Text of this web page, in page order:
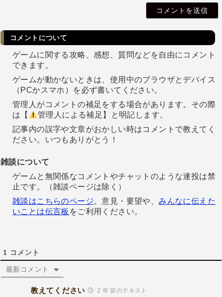
コメントについて
ゲームに関する攻略、感想、質問などを自由にコメント
できます。
ゲームが動かないときは、使用中のブラウザとデバイス
（PCかスマホ）を必ず書いてください。
管理人がコメントの補足をする場合があります。その際
は【
管理人による補足】と明記します。
記事内の誤字や文章がおかしい時はコメントで教えてく
ださい。いつもありがとう！
雑談について
ゲームと無関係なコメントやチャットのような連投は禁
止です。（雑談ページは除く）
雑談はこちらのページ。意見・要望や、みんなに伝えた
いことは伝言板 をご利用ください。
1 コメント
最新コメント
教えてください 2 年 前のテキスト